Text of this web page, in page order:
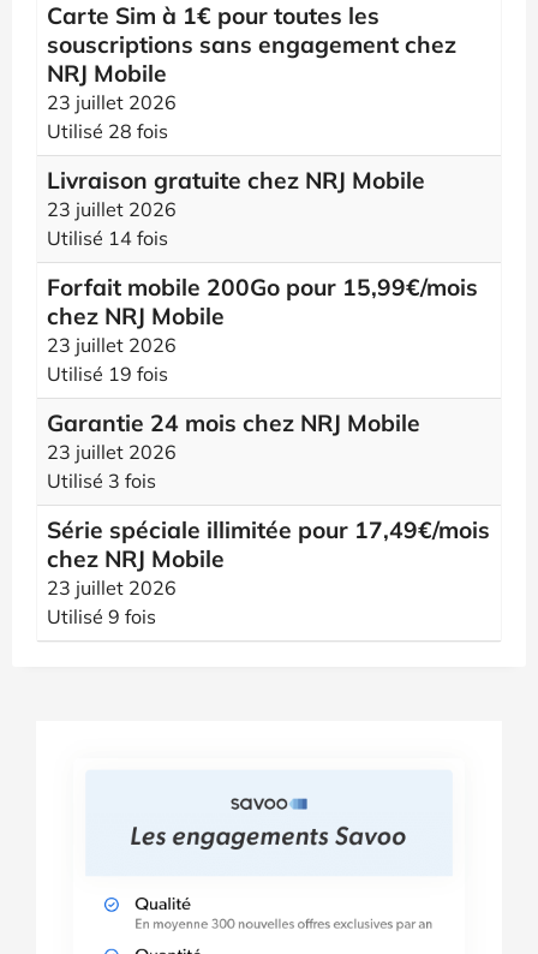
Carte Sim à 1€ pour toutes les
souscriptions sans engagement chez
NRJ Mobile
23 juillet 2026
Utilisé 28 fois
Livraison gratuite chez NRJ Mobile
23 juillet 2026
Utilisé 14 fois
Forfait mobile 200Go pour 15,99€/mois
chez NRJ Mobile
23 juillet 2026
Utilisé 19 fois
Garantie 24 mois chez NRJ Mobile
23 juillet 2026
Utilisé 3 fois
Série spéciale illimitée pour 17,49€/mois
chez NRJ Mobile
23 juillet 2026
Utilisé 9 fois